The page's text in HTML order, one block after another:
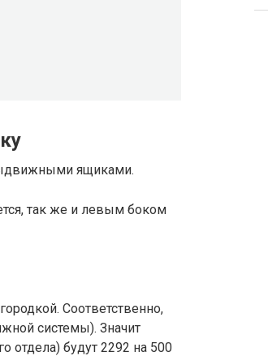
ящиками.
так же и левым боком
Соответственно,
системы). Значит
отдела) будут 2292 на 500